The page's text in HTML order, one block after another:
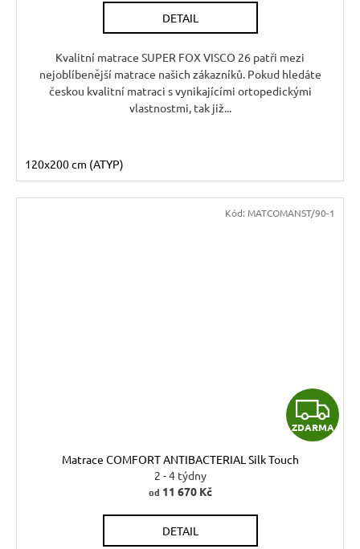
DETAIL
Kvalitní matrace SUPER FOX VISCO 26 patři mezi
nejoblíbenější matrace našich zákazníků. Pokud hledáte
českou kvalitní matraci s vynikajícími ortopedickými
vlastnostmi, tak již...
120x200 cm (ATYP)
Z
D
ZDARMA
Matrace COMFORT ANTIBACTERIAL Silk Touch
2 - 4 týdny
od 11 670 Kč
DETAIL
Kód: MATCOMANST/90-1